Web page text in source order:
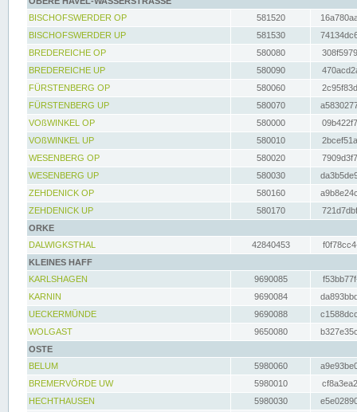
BISCHOFSWERDER OP
581520
BISCHOFSWERDER UP
581530
BREDEREICHE OP
580080
BREDEREICHE UP
580090
FÜRSTENBERG OP
580060
FÜRSTENBERG UP
580070
VOßWINKEL OP
580000
VOßWINKEL UP
580010
WESENBERG OP
580020
WESENBERG UP
580030
ZEHDENICK OP
580160
ZEHDENICK UP
580170
ORKE
DALWIGKSTHAL
42840453
KLEINES HAFF
KARLSHAGEN
9690085
KARNIN
9690084
UECKERMÜNDE
9690088
WOLGAST
9650080
OSTE
BELUM
5980060
BREMERVÖRDE UW
5980010
HECHTHAUSEN
5980030